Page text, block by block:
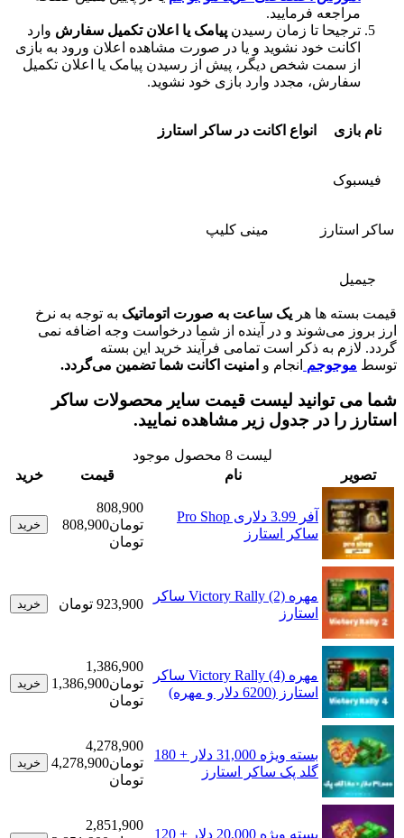
فرمایید.
تا زمان رسیدنپیامک یا اعلان تکمیل سفارشوارد
خود نشوید و یا در صورت مشاهده اعلان ورود به بازی
سمت شخص دیگر، پیش از رسیدن پیامک یا اعلان تکمیل
مجدد وارد بازی خود نشوید.
انواع اکانت در ساکر استارز
مینی کلیپ
ها هریک ساعت به صورت اتوماتیکبه توجه به نرخ
می‌شوند و در آینده از شما درخواست وجه اضافه نمی
به ذکر است تمامی فرآیند خرید این بسته
انجام وامنیت اکانت شما تضمین می‌گردد.
توانید لیست قیمت سایر محصولات ساکر
را در جدول زیر مشاهده نمایید.
محصول موجود
خرید
آفر 3.99 دلاری Pro Shop
ساکر استارز
تومان
808,900
خرید
مهره Victory Rally (2) ساکر
استارز
923,900 تومان خرید
مهره Victory Rally (4) ساکر
استارز (6200 دلار و مهره)
1,386,900
تومان1,386,900
تومان
خرید
بسته ویژه 31,000 دلار + 180
گلد پک ساکر استارز
4,278,900
تومان4,278,900
خرید
بسته ویژه 20,000 دلار + 120
2,851,900